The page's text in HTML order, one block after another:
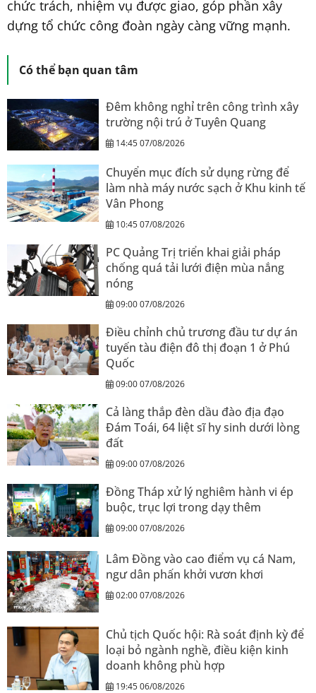
chức trách, nhiệm vụ được giao, góp phần xây
dựng tổ chức công đoàn ngày càng vững mạnh.
Có thể bạn quan tâm
Đêm không nghỉ trên công trình xây
trường nội trú ở Tuyên Quang
14:45 07/08/2026
Chuyển mục đích sử dụng rừng để
làm nhà máy nước sạch ở Khu kinh tế
Vân Phong
10:45 07/08/2026
PC Quảng Trị triển khai giải pháp
chống quá tải lưới điện mùa nắng
nóng
09:00 07/08/2026
Điều chỉnh chủ trương đầu tư dự án
tuyến tàu điện đô thị đoạn 1 ở Phú
Quốc
09:00 07/08/2026
Cả làng thắp đèn dầu đào địa đạo
Đám Toái, 64 liệt sĩ hy sinh dưới lòng
đất
09:00 07/08/2026
Đồng Tháp xử lý nghiêm hành vi ép
buộc, trục lợi trong dạy thêm
09:00 07/08/2026
Lâm Đồng vào cao điểm vụ cá Nam,
ngư dân phấn khởi vươn khơi
02:00 07/08/2026
Chủ tịch Quốc hội: Rà soát định kỳ để
loại bỏ ngành nghề, điều kiện kinh
doanh không phù hợp
19:45 06/08/2026